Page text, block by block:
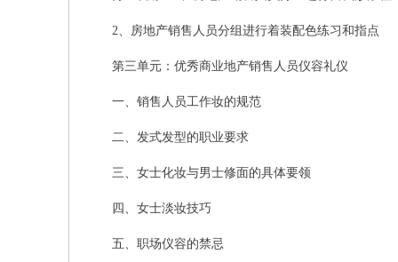
2、房地产销售人员分组进行着装配色练习和指点
第三单元：优秀商业地产销售人员仪容礼仪
一、销售人员工作妆的规范
二、发式发型的职业要求
三、女士化妆与男士修面的具体要领
四、女士淡妆技巧
五、职场仪容的禁忌